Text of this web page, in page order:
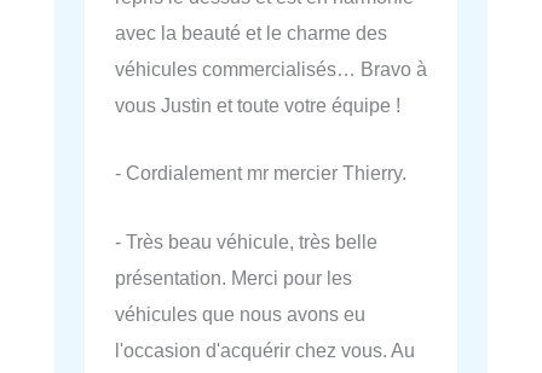
avec la beauté et le charme des
véhicules commercialisés… Bravo à
vous Justin et toute votre équipe !
- Cordialement mr mercier Thierry.
- Très beau véhicule, très belle
présentation. Merci pour les
véhicules que nous avons eu
l'occasion d'acquérir chez vous. Au